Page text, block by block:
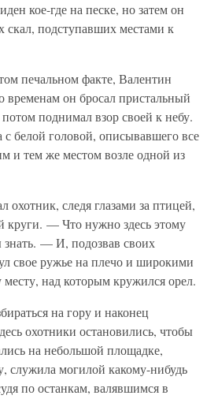
кое-где на песке, но затем он
скал, подступавших местами к
печальном факте, Валентин
временам он бросал пристальный
поднимал взор своей к небу.
белой головой, описывавшего все
и тем же местом возле одной из
следя глазами за птицей,
круги. — Что нужно здесь этому
— И, подозвав своих
свое ружье на плечо и широкими
над которым кружился орел.
на гору и наконец
охотники остановились, чтобы
на небольшой площадке,
служила могилой какому-нибудь
по останкам, валявшимся в